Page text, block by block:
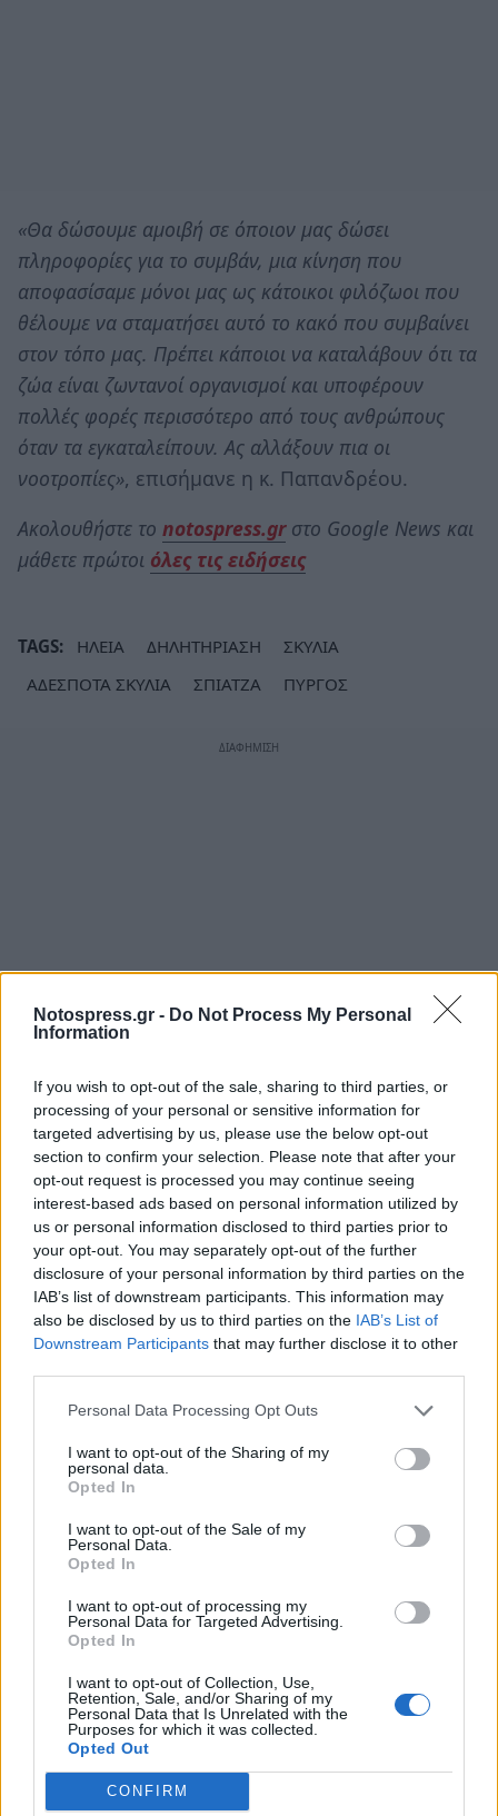
Notospress.gr - Do Not Process My Personal
Information
If you wish to opt-out of the sale, sharing to third parties, or
processing of your personal or sensitive information for
targeted advertising by us, please use the below opt-out
section to confirm your selection. Please note that after your
opt-out request is processed you may continue seeing
interest-based ads based on personal information utilized by
us or personal information disclosed to third parties prior to
your opt-out. You may separately opt-out of the further
disclosure of your personal information by third parties on the
IAB’s list of downstream participants. This information may
also be disclosed by us to third parties on the IAB’s List of
Downstream Participants that may further disclose it to other
Personal Data Processing Opt Outs
I want to opt-out of the Sharing of my
personal data.
Opted In
I want to opt-out of the Sale of my
Personal Data.
Opted In
I want to opt-out of processing my
Personal Data for Targeted Advertising.
Opted In
I want to opt-out of Collection, Use,
Retention, Sale, and/or Sharing of my
Personal Data that Is Unrelated with the
Purposes for which it was collected.
Opted Out
CONFIRM
«Θα δώσουμε αμοιβή σε όποιον μας δώσει
πληροφορίες για το συμβάν, μια κίνηση που
αποφασίσαμε μόνοι μας ως κάτοικοι φιλόζωοι που
θέλουμε να σταματήσει αυτό το κακό που συμβαίνει
στον τόπο μας. Πρέπει κάποιοι να καταλάβουν ότι τα
ζώα είναι ζωντανοί οργανισμοί και υποφέρουν
πολλές φορές περισσότερο από τους ανθρώπους
όταν τα εγκαταλείπουν. Ας αλλάξουν πια οι
νοοτροπίες», επισήμανε η κ. Παπανδρέου.
Ακολουθήστε το notospress.grστο Google News και
μάθετε πρώτοι όλες τις ειδήσεις
TAGS: ΗΛΕΙΑ ΔΗΛΗΤΗΡΙΑΣΗ
ΣΚΥΛΙΑ
ΑΔΕΣΠΟΤΑ ΣΚΥΛΙΑ
ΣΠΙΑΤΖΑ ΠΥΡΓΟΣ